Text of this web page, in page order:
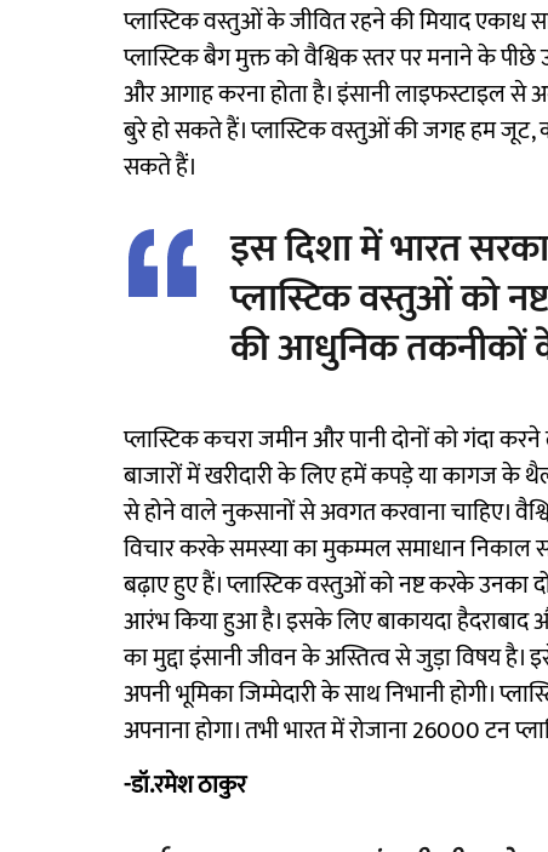
प्लास्टिक वस्तुओं के जीवित रहने की मियाद एकाध
प्लास्टिक बैग मुक्त को वैश्विक स्तर पर मनाने के
और आगाह करना होता है। इंसानी लाइफस्टाइल से
बुरे हो सकते हैं। प्लास्टिक वस्तुओं की जगह हम
सकते हैं।
इस दिशा में भारत
प्लास्टिक वस्तुओं को
की आधुनिक तकनीकों
प्लास्टिक कचरा जमीन और पानी दोनों को गंदा
बाजारों में खरीदारी के लिए हमें कपड़े या कागज के
से होने वाले नुकसानों से अवगत करवाना चाहिए।
विचार करके समस्या का मुकम्मल समाधान निकाल
बढ़ाए हुए हैं। प्लास्टिक वस्तुओं को नष्ट करके उनका
आरंभ किया हुआ है। इसके लिए बाकायदा हैदराबाद
का मुद्दा इंसानी जीवन के अस्तित्व से जुड़ा विषय है।
अपनी भूमिका जिम्मेदारी के साथ निभानी होगी।
अपनाना होगा। तभी भारत में रोजाना 26000 टन
-डॉ.रमेश ठाकुर